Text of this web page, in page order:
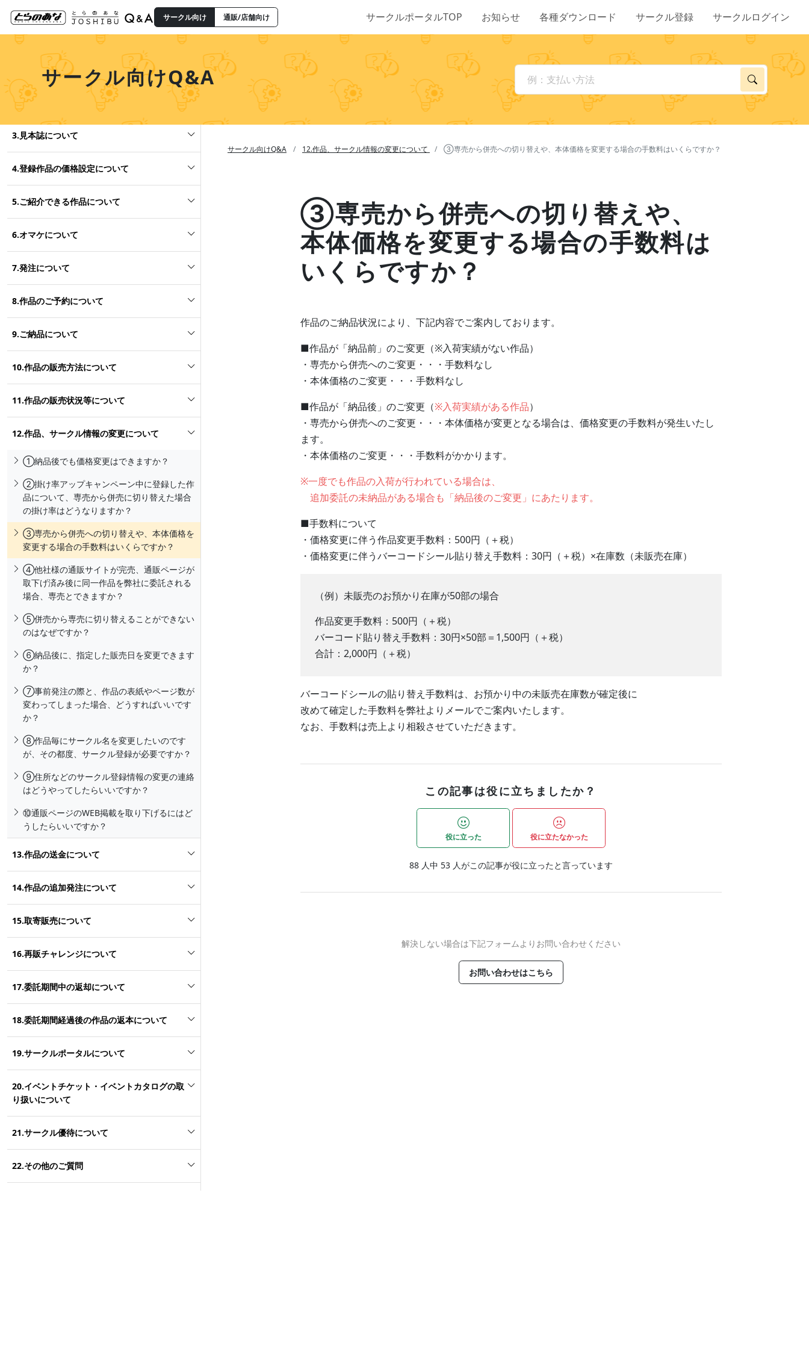
サークル向け 通販/店舗向け サークルポータルTOP お知らせ 各種ダウンロード サークル登録 サークルログイン
サークル向けQ&A
カテゴリー
1.初めてお取引を始められるサークル様
2.作品のご登録事項について
3.見本誌について
4.登録作品の価格設定について
5.ご紹介できる作品について
6.オマケについて
7.発注について
8.作品のご予約について
9.ご納品について
10.作品の販売方法について
11.作品の販売状況等について
12.作品、サークル情報の変更について
①納品後でも価格変更はできますか？
②掛け率アップキャンペーン中に登録した作
品について、専売から併売に切り替えた場合
の掛け率はどうなりますか？
③専売から併売への切り替えや、本体価格を
変更する場合の手数料はいくらですか？
④他社様の通販サイトが完売、通販ページが
取下げ済み後に同一作品を弊社に委託される
場合、専売とできますか？
⑤併売から専売に切り替えることができない
のはなぜですか？
⑥納品後に、指定した販売日を変更できます
か？
⑦事前発注の際と、作品の表紙やページ数が
変わってしまった場合、どうすればいいです
か？
⑧作品毎にサークル名を変更したいのです
が、その都度、サークル登録が必要ですか？
⑨住所などのサークル登録情報の変更の連絡
はどうやってしたらいいですか？
⑩通販ページのWEB掲載を取り下げるにはど
うしたらいいですか？
13.作品の送金について
14.作品の追加発注について
15.取寄販売について
16.再販チャレンジについて
17.委託期間中の返却について
18.委託期間経過後の作品の返本について
19.サークルポータルについて
20.イベントチケット・イベントカタログの取
り扱いについて
21.サークル優待について
22.その他のご質問
サークル向けQ&A 12.作品、サークル情報の変更について ③専売から併売への切り替えや、本体価格を変更する場合の手数料はいくらですか？
③専売から併売への切り替えや、
本体価格を変更する場合の手数料は
いくらですか？
作品のご納品状況により、下記内容でご案内しております。
■作品が「納品前」のご変更（※入荷実績がない作品）
・専売から併売へのご変更・・・手数料なし
・本体価格のご変更・・・手数料なし
■作品が「納品後」のご変更（※入荷実績がある作品）
・専売から併売へのご変更・・・本体価格が変更となる場合は、価格変更の手数料が発生いたし
ます。
・本体価格のご変更・・・手数料がかかります。
※一度でも作品の入荷が行われている場合は、
追加委託の未納品がある場合も「納品後のご変更」にあたります。
■手数料について
・価格変更に伴う作品変更手数料：500円（＋税）
・価格変更に伴うバーコードシール貼り替え手数料：30円（＋税）×在庫数（未販売在庫）
（例）未販売のお預かり在庫が50部の場合
作品変更手数料：500円（＋税）
バーコード貼り替え手数料：30円×50部＝1,500円（＋税）
合計：2,000円（＋税）
バーコードシールの貼り替え手数料は、お預かり中の未販売在庫数が確定後に
改めて確定した手数料を弊社よりメールでご案内いたします。
なお、手数料は売上より相殺させていただきます。
この記事は役に立ちましたか？
役に立った 役に立たなかった
88 人中 53 人がこの記事が役に立ったと言っています
解決しない場合は下記フォームよりお問い合わせください
お問い合わせはこちら